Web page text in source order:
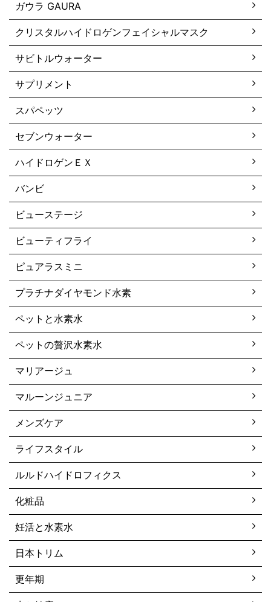
ガウラ GAURA
クリスタルハイドロゲンフェイシャルマスク
サビトルウォーター
サプリメント
スパペッツ
セブンウォーター
ハイドロゲンＥＸ
バンビ
ビューステージ
ビューティフライ
ピュアラスミニ
プラチナダイヤモンド水素
ペットと水素水
ペットの贅沢水素水
マリアージュ
マルーンジュニア
メンズケア
ライフスタイル
ルルドハイドロフィクス
化粧品
妊活と水素水
日本トリム
更年期